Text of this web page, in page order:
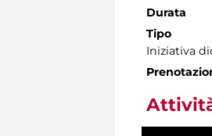
Durata
Tipo
Iniziativa